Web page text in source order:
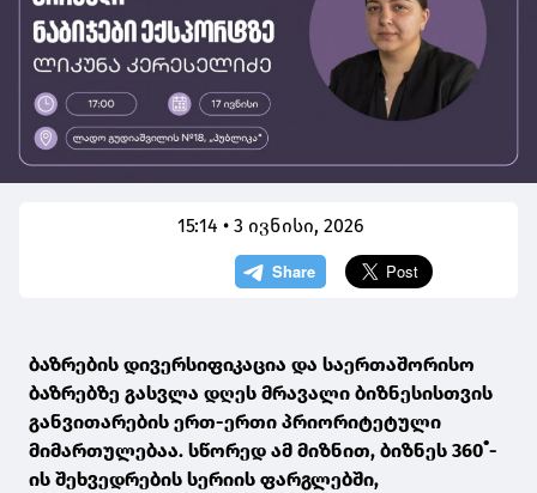
15:14 • 3 ივნისი, 2026
ბაზრების დივერსიფიკაცია და საერთაშორისო
ბაზრებზე გასვლა დღეს მრავალი ბიზნესისთვის
განვითარების ერთ-ერთი პრიორიტეტული
მიმართულებაა. სწორედ ამ მიზნით, ბიზნეს 360˚-
ის შეხვედრების სერიის ფარგლებში,